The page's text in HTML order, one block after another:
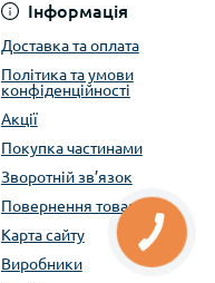
Інформація
Доставка та оплата
Політика та умови
конфіденційності
Акції
Покупка частинами
Зворотній зв’язок
Повернення товару
Карта сайту
Виробники